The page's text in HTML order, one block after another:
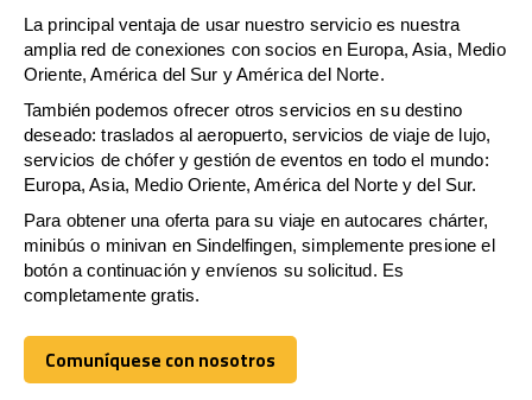
La principal ventaja de usar nuestro servicio es nuestra
amplia red de conexiones con socios en Europa, Asia, Medio
Oriente, América del Sur y América del Norte.
También podemos ofrecer otros servicios en su destino
deseado: traslados al aeropuerto, servicios de viaje de lujo,
servicios de chófer y gestión de eventos en todo el mundo:
Europa, Asia, Medio Oriente, América del Norte y del Sur.
Para obtener una oferta para su viaje en autocares chárter,
minibús o minivan en Sindelfingen, simplemente presione el
botón a continuación y envíenos su solicitud. Es
completamente gratis.
Comuníquese con nosotros
Comuníquese con nosotros